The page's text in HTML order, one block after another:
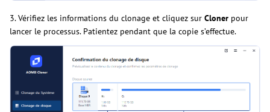
3. Vérifiez les informations du clonage et cliquez sur Cloner pour
lancer le processus. Patientez pendant que la copie s’effectue.